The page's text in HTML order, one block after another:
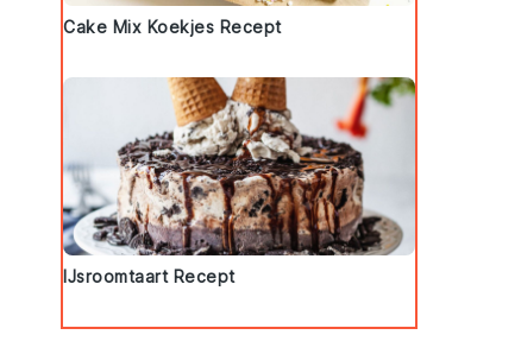
Cake Mix Koekjes Recept
IJsroomtaart Recept